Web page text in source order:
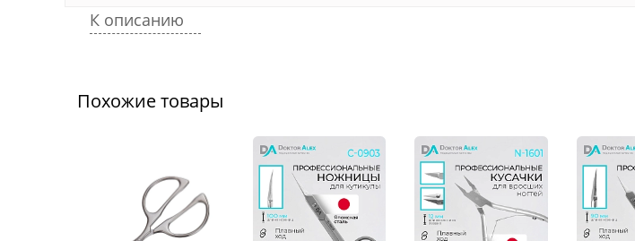
К описанию
Похожие товары